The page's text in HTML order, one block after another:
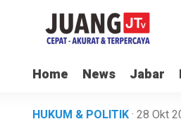
Home News Jabar
HUKUM & POLITIK· 28 Okt